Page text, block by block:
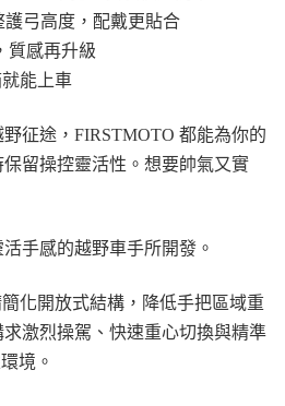
弓高度，配戴更貼合
質感再升級
能上車
征途，FIRSTMOTO 都能為你的
留操控靈活性。想要帥氣又實
手感的越野車手所開發。
化開放式結構，降低手把區域重
激烈操駕、快速重心切換與精準
境。